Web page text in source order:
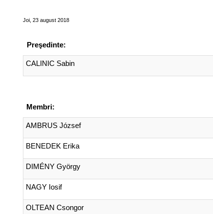
Joi, 23 august 2018
Preşedinte:
CALINIC Sabin
Membri:
AMBRUS József
BENEDEK Erika
DIMÉNY György
NAGY Iosif
OLTEAN Csongor